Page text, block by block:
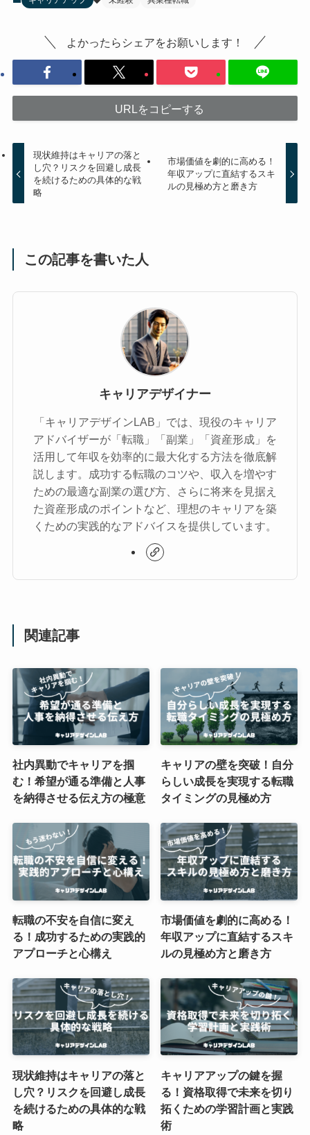
よかったらシェアをお願いします！
URLをコピーする
現状維持はキャリアの落と
し穴？リスクを回避し成長
を続けるための具体的な戦
略
市場価値を劇的に高める！
年収アップに直結するスキ
ルの見極め方と磨き方
この記事を書いた人
キャリアデザイナー
「キャリアデザインLAB」では、現役のキャリア
アドバイザーが「転職」「副業」「資産形成」を
活用して年収を効率的に最大化する方法を徹底解
説します。成功する転職のコツや、収入を増やす
ための最適な副業の選び方、さらに将来を見据え
た資産形成のポイントなど、理想のキャリアを築
くための実践的なアドバイスを提供しています。
関連記事
社内異動でキャリアを掴
む！希望が通る準備と人事
を納得させる伝え方の極意
キャリアの壁を突破！自分
らしい成長を実現する転職
タイミングの見極め方
転職の不安を自信に変え
る！成功するための実践的
アプローチと心構え
市場価値を劇的に高める！
年収アップに直結するスキ
ルの見極め方と磨き方
現状維持はキャリアの落と
し穴？リスクを回避し成長
を続けるための具体的な戦
略
キャリアアップの鍵を握
る！資格取得で未来を切り
拓くための学習計画と実践
術